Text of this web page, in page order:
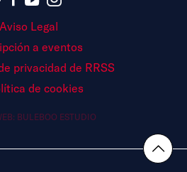
Aviso Legal
a eventos
privacidad de RRSS
de cookies
BULEBOO ESTUDIO